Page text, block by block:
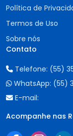
Política de
Termos de Uso
Sobre nós
Contato
Telefone: (55)
WhatsApp: (55)
E-mail:
Acompanhe nas